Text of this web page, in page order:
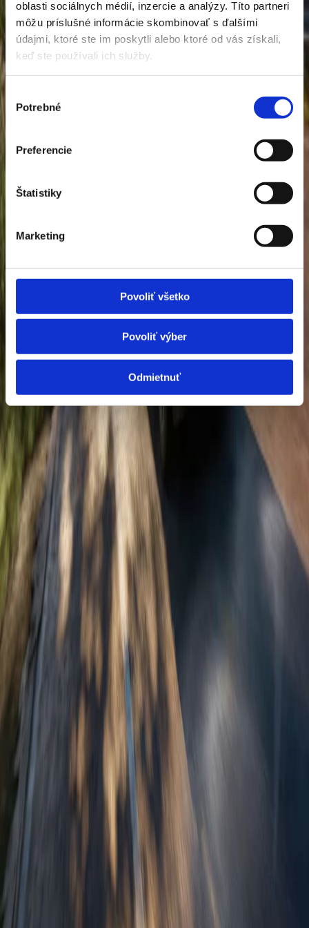
oblasti sociálnych médií, inzercie a analýzy. Títo partneri
môžu príslušné informácie skombinovať s ďalšími
údajmi, ktoré ste im poskytli alebo ktoré od vás získali,
keď ste používali ich služby.
súhlasu
Potrebné
Preferencie
Štatistiky
Marketing
Povoliť všetko
Povoliť výber
Odmietnuť
NedeľaZatvorené
Dopyt
Napíšte nám číslo dielu alebo názov položky a my sa vám ozveme s detailmi o
dostupnosti.
Príslušenstvo automobily
Predmet dopytu
Súhlasím so spracovaním osobných údajov pre účely odpovede na dopyt.
Odoslať dopyt
Žiadosť odoslaná
Ďakujeme, vašu požiadavku sme prijali. Budeme vás kontaktovať čo najskôr na
zvolenom kanáli.
Poslať ďalšiu žiadosť
OMNIA MOTORS, a.s.
Tomášikova 30
Predaj a služby
Objednávka do servisu
Informácie